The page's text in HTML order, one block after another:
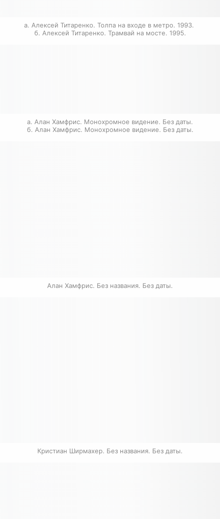
а. Алексей Титаренко. Толпа на входе в метро. 1993.
б. Алексей Титаренко. Трамвай на мосте. 1995.
a. Алан Хамфрис. Монохромное видение. Без даты.
б. Алан Хамфрис. Монохромное видение. Без даты.
Алан Хамфрис. Без названия. Без даты.
Кристиан Ширмахер. Без названия. Без даты.